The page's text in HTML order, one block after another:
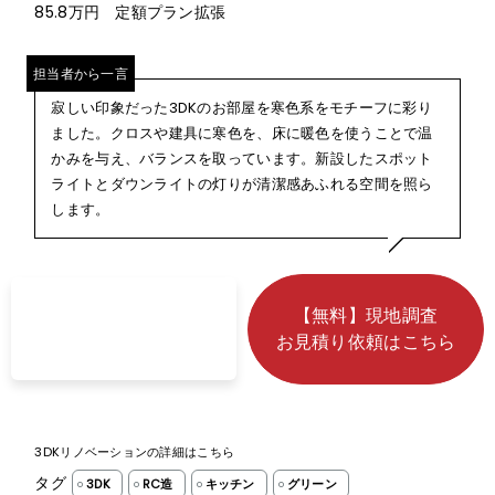
85.8万円 定額プラン拡張
担当者から一言
寂しい印象だった3DKのお部屋を寒色系をモチーフに彩り
ました。クロスや建具に寒色を、床に暖色を使うことで温
かみを与え、バランスを取っています。新設したスポット
ライトとダウンライトの灯りが清潔感あふれる空間を照ら
します。
【無料】現地調査
お見積り依頼はこちら
3DKリノベーションの詳細はこちら
タグ 3DK RC造 キッチン
グリーン